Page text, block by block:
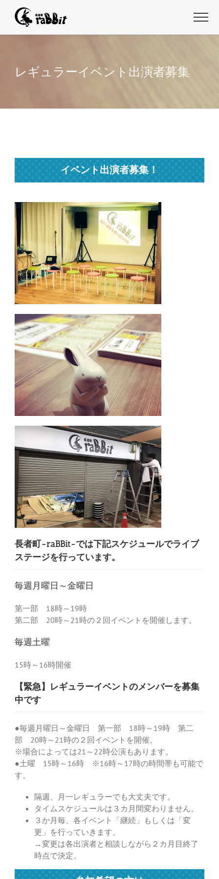
レギュラーイベント出演者募集
イベント出演者募集！
長者町-raBBit-では下記スケジュールでライブ
ステージを行っています。
毎週月曜日～金曜日
第一部 18時～19時
第二部 20時～21時の２回イベントを開催します。
毎週土曜
15時～16時開催
【緊急】レギュラーイベントのメンバーを募集
中です
●毎週月曜日～金曜日 第一部 18時～19時 第二
部 20時～21時の２回イベントを開催。
※場合によっては21～22時公演もあります。
●土曜 15時～16時 ※16時～17時の時間帯も可能で
す。
隔週、月一レギュラーでも大丈夫です。
タイムスケジュールは３カ月間変わりません。
３か月毎、各イベント「継続」もしくは「変
更」を行っていきます。
→変更は各出演者と相談しながら２カ月目終了
時点で決定。